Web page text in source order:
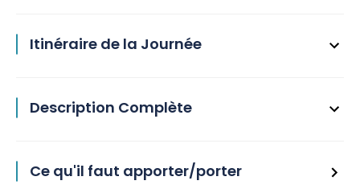
Itinéraire de la Journée
Description Complète
Ce qu'il faut apporter/porter